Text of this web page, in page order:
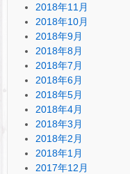
2018年11月
2018年10月
2018年9月
2018年8月
2018年7月
2018年6月
2018年5月
2018年4月
2018年3月
2018年2月
2018年1月
2017年12月